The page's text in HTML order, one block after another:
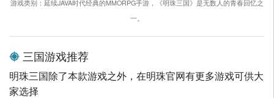
游戏类别：延续JAVA时代经典的MMORPG手游，《明珠三国》是无数人的青春回忆之
一。
三国游戏推荐
明珠三国除了本款游戏之外，在明珠官网有更多游戏可供大
家选择